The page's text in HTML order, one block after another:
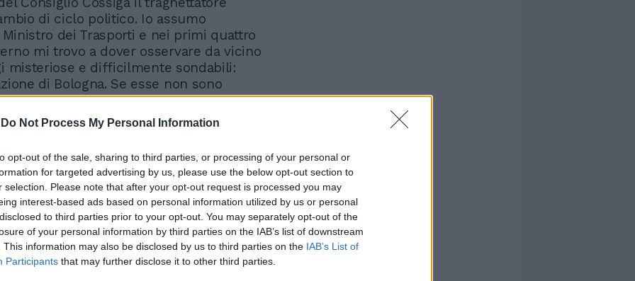
Do Not Process My Personal Information
opt-out of the sale, sharing to third parties, or processing of your personal or
for targeted advertising by us, please use the below opt-out section to
selection. Please note that after your opt-out request is processed you may
interest-based ads based on personal information utilized by us or personal
to third parties prior to your opt-out. You may separately opt-out of the
of your personal information by third parties on the IAB’s list of downstream
This information may also be disclosed by us to third parties on the IAB’s List of
Participants that may further disclose it to other third parties.